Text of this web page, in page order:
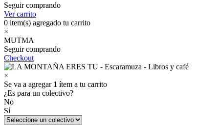
Seguir comprando
Ver carrito
0 item(s) agregado tu carrito
×
MUTMA
Seguir comprando
Checkout
×
Se va a agregar 1 ítem a tu carrito
¿Es para un colectivo?
No
Sí